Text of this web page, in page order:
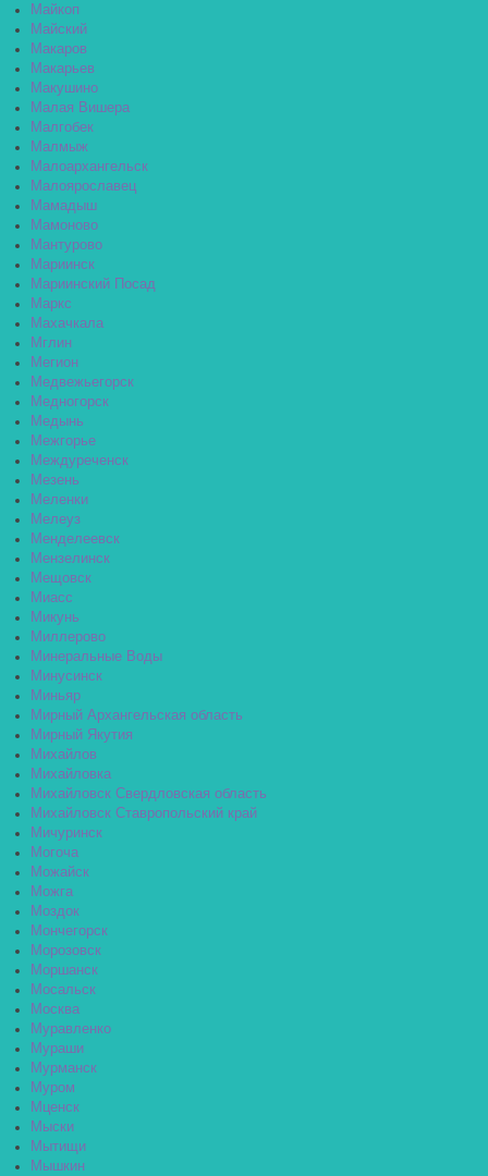
Майкоп
Майский
Макаров
Макарьев
Макушино
Малая Вишера
Малгобек
Малмыж
Малоархангельск
Малоярославец
Мамадыш
Мамоново
Мантурово
Мариинск
Мариинский Посад
Маркс
Махачкала
Мглин
Мегион
Медвежьегорск
Медногорск
Медынь
Межгорье
Междуреченск
Мезень
Меленки
Мелеуз
Менделеевск
Мензелинск
Мещовск
Миасс
Микунь
Миллерово
Минеральные Воды
Минусинск
Миньяр
Мирный Архангельская область
Мирный Якутия
Михайлов
Михайловка
Михайловск Свердловская область
Михайловск Ставропольский край
Мичуринск
Могоча
Можайск
Можга
Моздок
Мончегорск
Морозовск
Моршанск
Мосальск
Москва
Муравленко
Мураши
Мурманск
Муром
Мценск
Мыски
Мытищи
Мышкин